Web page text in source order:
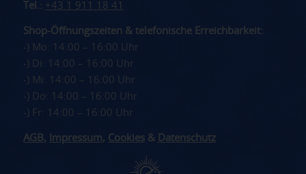
Tel.: +43 1 911 18 41
Shop-Öffnungszeiten & telefonische Erreichbarkeit:
-) Mo: 14:00 – 16:00 Uhr
-) Di: 14:00 – 16:00 Uhr
-) Mi: 14:00 – 16:00 Uhr
-) Do: 14:00 – 16:00 Uhr
-) Fr: 14:00 – 16:00 Uhr
AGB , Impressum, Cookies& Datenschutz